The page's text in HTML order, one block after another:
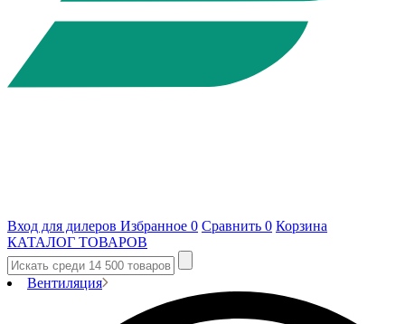
Вход для дилеров Избранное 0 Сравнить 0 Корзина
КАТАЛОГ ТОВАРОВ
Вентиляция